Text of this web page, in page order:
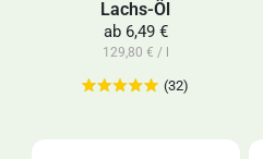
Lachs-Öl
ab6,49 €
129,80 € / l
(32)